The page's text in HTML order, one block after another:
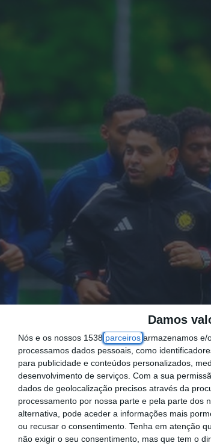
Damos
Nós e os nossos 1538 parceiros armazenamos e/
processamos dados pessoais, como
para publicidade e conteúdos personalizados,
desenvolvimento de serviços. Com a sua
dados de geolocalização precisos através da
processamento por nossa parte e pela parte dos
alternativa, pode aceder a informações mais
ou recusar o consentimento. Tenha em atenção
não exigir o seu consentimento, mas que tem o